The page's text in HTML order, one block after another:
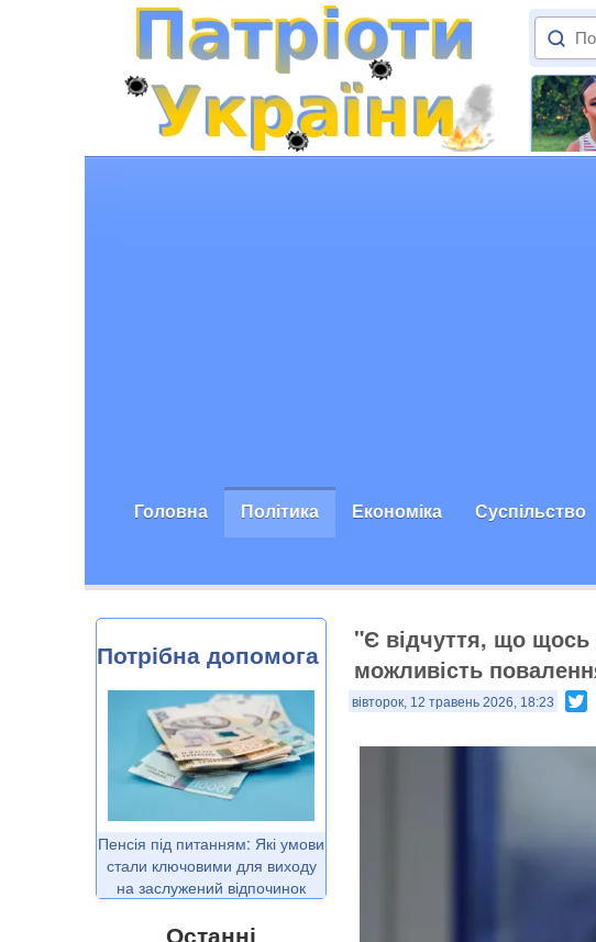
Головна Політика Економіка Суспільство
Потрібна допомога
Пенсія під питанням: Які умови
стали ключовими для виходу
на заслужений відпочинок
Останні
"Є відчуття, що щось
можливість
вівторок, 12 травень 2026, 18:23